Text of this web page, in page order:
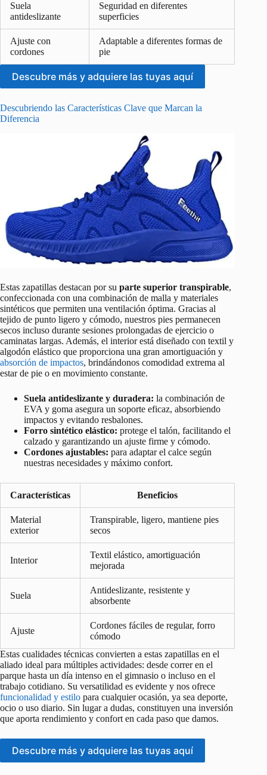
Suela
antideslizante
Seguridad en diferentes
superficies
Ajuste con
cordones
Adaptable a diferentes formas de
pie
Descubre más y adquiere las tuyas aquí
Descubriendo las Características Clave que Marcan la
Diferencia
Estas zapatillas destacan por su parte superior transpirable,
confeccionada con una combinación de malla y materiales
sintéticos que permiten una ventilación óptima. Gracias al
tejido de punto ligero y cómodo, nuestros pies permanecen
secos incluso durante sesiones prolongadas de ejercicio o
caminatas largas. Además, el interior está diseñado con textil y
algodón elástico que proporciona una gran amortiguación y
absorción de impactos, brindándonos comodidad extrema al
estar de pie o en movimiento constante.
Suela antideslizante y duradera: la combinación de
EVA y goma asegura un soporte eficaz, absorbiendo
impactos y evitando resbalones.
Forro sintético elástico: protege el talón, facilitando el
calzado y garantizando un ajuste firme y cómodo.
Cordones ajustables: para adaptar el calce según
nuestras necesidades y máximo confort.
Características Beneficios
Material
exterior
Transpirable, ligero, mantiene pies
secos
Interior
Textil elástico, amortiguación
mejorada
Suela
Antideslizante, resistente y
absorbente
Ajuste
Cordones fáciles de regular, forro
cómodo
Estas cualidades técnicas convierten a estas zapatillas en el
aliado ideal para múltiples actividades: desde correr en el
parque hasta un día intenso en el gimnasio o incluso en el
trabajo cotidiano. Su versatilidad es evidente y nos ofrece
funcionalidad y estilo para cualquier ocasión, ya sea deporte,
ocio o uso diario. Sin lugar a dudas, constituyen una inversión
que aporta rendimiento y confort en cada paso que damos.
Descubre más y adquiere las tuyas aquí